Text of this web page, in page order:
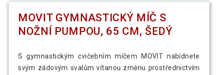
MOVIT GYMNASTICKÝ MÍČ S
NOŽNÍ PUMPOU, 65 CM, ŠEDÝ
S gymnastickým cvičebním míčem MOVIT nabídnete
svým zádovým svalům vítanou změnu prostřednictvím